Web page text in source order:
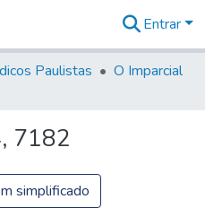
na
Entrar
Paulistas
O Imparcial
7182
simplificado